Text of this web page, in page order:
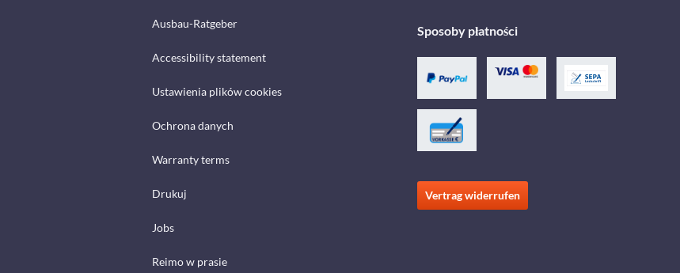
Ausbau-Ratgeber
Accessibility statement
Ustawienia plików cookies
Ochrona danych
Warranty terms
Drukuj
Jobs
Reimo w prasie
Sposoby płatności
Vertrag widerrufen